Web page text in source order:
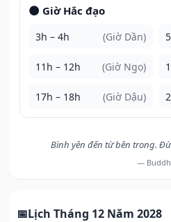
🌑 Giờ Hắc đạo
3h – 4h (Giờ Dần)
11h – 12h (Giờ Ngọ)
17h – 18h (Giờ Dậu)
Bình yên đến từ bên trong.
—
Lịch Tháng 12 Năm 2028